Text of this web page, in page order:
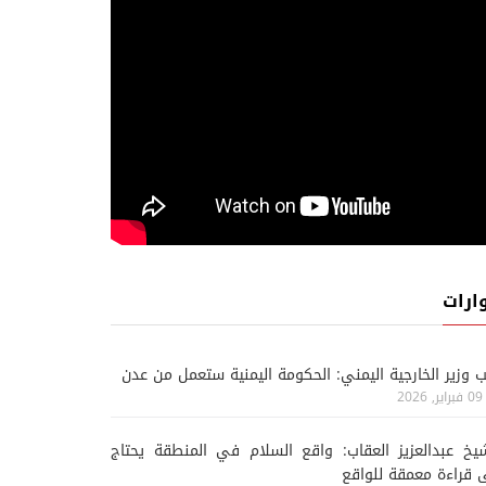
وزير الخارجية اليمني: الحكومة اليمنية ستعمل من عدن
09 فبراير, 2026
عبدالعزيز العقاب: واقع السلام في المنطقة يحتاج
قراءة معمقة للواقع